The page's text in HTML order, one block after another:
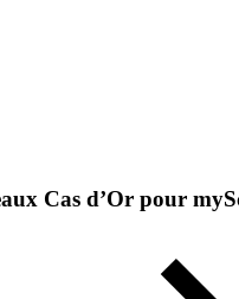
Cas d’Or pour